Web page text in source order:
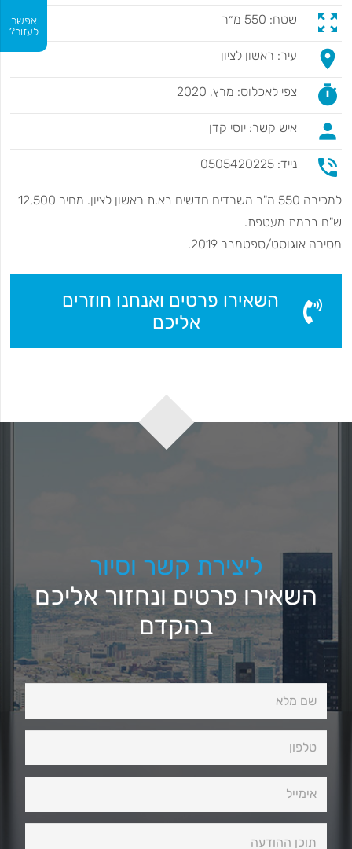
אפשר
לעזור?
zoom_out_map שטח: 550 מ״ר
place עיר: ראשון לציון
timer צפי לאכלוס: מרץ, 2020
person איש קשר: יוסי קדן
phone_in_talk נייד: 0505420225
למכירה 550 מ"ר משרדים חדשים בא.ת ראשון לציון. מחיר 12,500
ש"ח ברמת מעטפת.
מסירה אוגוסט/ספטמבר 2019.
השאירו פרטים ואנחנו חוזרים
אליכם
ליצירת קשר וסיור
השאירו פרטים ונחזור אליכם
בהקדם